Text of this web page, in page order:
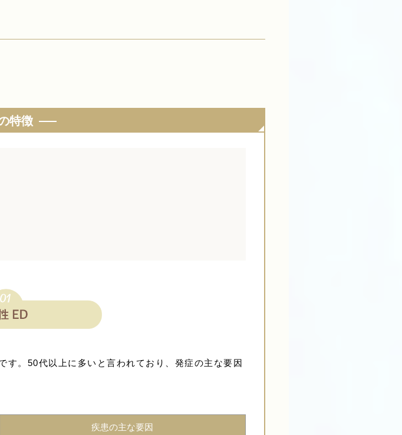
特徴
。50代以上に多いと言われており、発症の主な要因
疾患の主な要因